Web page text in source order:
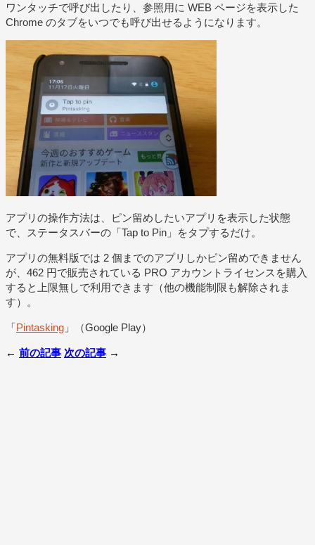
ワンタッチで呼び出したり、参照用に WEB ページを表示した
Chrome のタブをいつでも呼び出せるようになります。
アプリの操作方法は、ピン留めしたいアプリを表示した状態
で、ステータスバーの「Tap to Pin」をタプするだけ。
アプリの無料版では 2 個までのアプリしかピン留めできません
が、462 円で販売されている PRO アカウントライセンスを購入
すると上限無しで利用できます（他の機能制限も解除されま
す）。
「Pintasking 」（Google Play）
← 前の記事 次の記事 →